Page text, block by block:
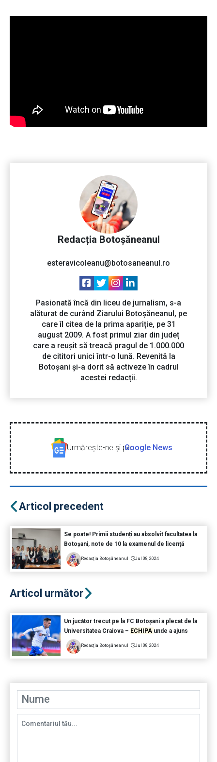
Redacția Botoșăneanul
esteravicoleanu@botosaneanul.ro
Pasionată încă din liceu de jurnalism, s-a
alăturat de curând Ziarului Botoșăneanul, pe
care îl citea de la prima apariție, pe 31
august 2009. A fost primul ziar din județ
care a reușit să treacă pragul de 1.000.000
de cititori unici într-o lună. Revenită la
Botoșani și-a dorit să activeze în cadrul
acestei redacții.
Urmăreşte-ne şi peGoogle News
Articol precedent
Se poate! Primii studenți au absolvit facultatea la
Botoșani, note de 10 la examenul de licență
Redacția Botoșăneanul Jul 08, 2024
Articol următor
Un jucător trecut pe la FC Botoșani a plecat de la
Universitatea Craiova – ECHIPA unde a ajuns
Redacția Botoșăneanul Jul 08, 2024